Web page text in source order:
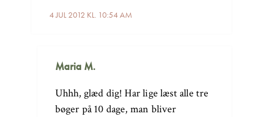
4 JUL 2012 KL. 10:54 AM
Maria M.
Uhhh, glæd dig! Har lige læst alle tre
bøger på 10 dage, man bliver